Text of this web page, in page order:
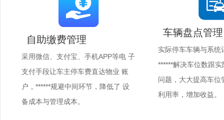
自助缴费管理
采用微信、支付宝、手机APP等电 子
支付手段让车主停车费直达物业 账
户，******规避中间环节，降低了 设
备成本与管理成本。
车辆盘点管理
实际停车车辆与系统
******解决车位数跟
问题，大大提高车位
利用率，增加收益。